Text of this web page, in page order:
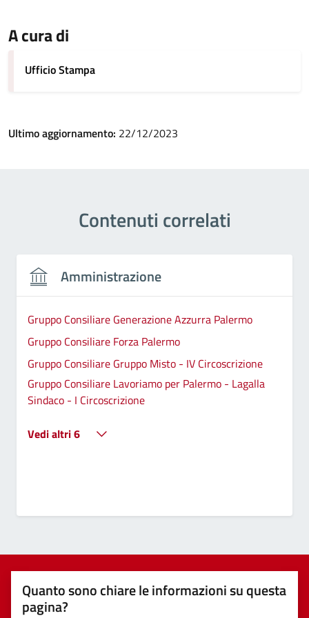
A cura di
Ufficio Stampa
Ultimo aggiornamento: 22/12/2023
Contenuti correlati
Amministrazione
Gruppo Consiliare Generazione Azzurra Palermo
Gruppo Consiliare Forza Palermo
Gruppo Consiliare Gruppo Misto - IV Circoscrizione
Gruppo Consiliare Lavoriamo per Palermo - Lagalla
Sindaco - I Circoscrizione
Vedi altri 6
Quanto sono chiare le informazioni su questa
pagina?